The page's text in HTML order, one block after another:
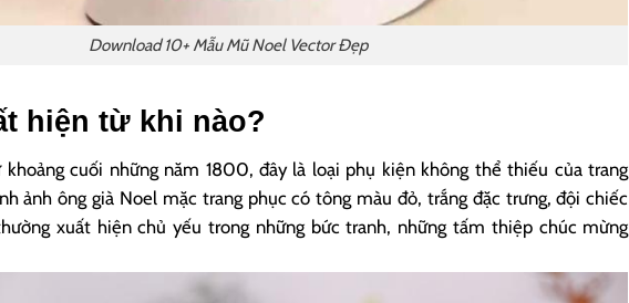
Download 10+ Mẫu Mũ Noel Vector Đẹp
hiện từ khi nào?
cuối những năm 1800, đây là loại phụ kiện không thể thiếu của trang
ảnh ông già Noel mặc trang phục có tông màu đỏ, trắng đặc trưng, đội chiếc
xuất hiện chủ yếu trong những bức tranh, những tấm thiệp chúc mừng